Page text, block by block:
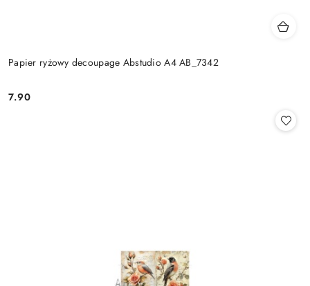
Papier ryżowy decoupage Abstudio A4 AB_7342
Cena:
7.90